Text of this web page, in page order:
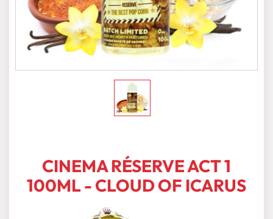
CINEMA RÉSERVE ACT 1
100ML - CLOUD OF ICARUS